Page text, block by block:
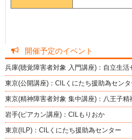
開催予定のイベント
兵庫(聴覚障害者対象 入門講座)：自立生
東京(公開講座)：CILくにたち援助為センタ
東京(精神障害者対象 集中講座)：八王子
岩手(ピアカン講座)：CILもりおか
東京(ILP)：CILくにたち援助為センター